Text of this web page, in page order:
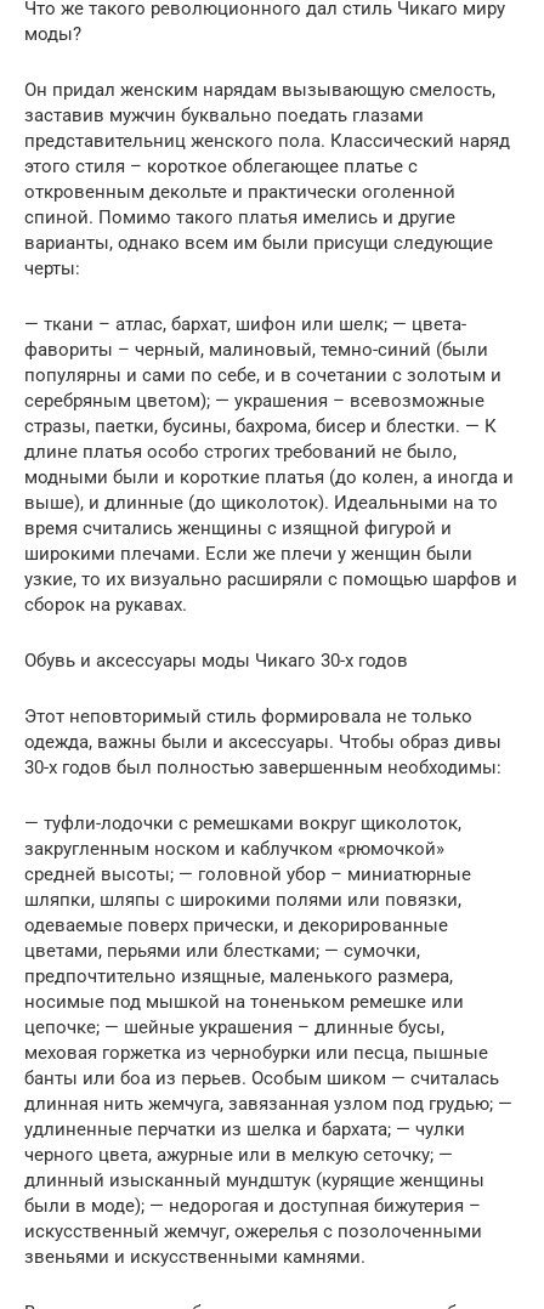
Что же такого революционного дал стиль Чикаго миру
моды?
Он придал женским нарядам вызывающую смелость,
заставив мужчин буквально поедать глазами
представительниц женского пола. Классический наряд
этого стиля – короткое облегающее платье с
откровенным декольте и практически оголенной
спиной. Помимо такого платья имелись и другие
варианты, однако всем им были присущи следующие
черты:
— ткани – атлас, бархат, шифон или шелк; — цвета-
фавориты – черный, малиновый, темно-синий (были
популярны и сами по себе, и в сочетании с золотым и
серебряным цветом); — украшения – всевозможные
стразы, паетки, бусины, бахрома, бисер и блестки. — К
длине платья особо строгих требований не было,
модными были и короткие платья (до колен, а иногда и
выше), и длинные (до щиколоток). Идеальными на то
время считались женщины с изящной фигурой и
широкими плечами. Если же плечи у женщин были
узкие, то их визуально расширяли с помощью шарфов и
сборок на рукавах.
Обувь и аксессуары моды Чикаго 30-х годов
Этот неповторимый стиль формировала не только
одежда, важны были и аксессуары. Чтобы образ дивы
30-х годов был полностью завершенным необходимы:
— туфли-лодочки с ремешками вокруг щиколоток,
закругленным носком и каблучком «рюмочкой»
средней высоты; — головной убор – миниатюрные
шляпки, шляпы с широкими полями или повязки,
одеваемые поверх прически, и декорированные
цветами, перьями или блестками; — сумочки,
предпочтительно изящные, маленького размера,
носимые под мышкой на тоненьком ремешке или
цепочке; — шейные украшения – длинные бусы,
меховая горжетка из чернобурки или песца, пышные
банты или боа из перьев. Особым шиком — считалась
длинная нить жемчуга, завязанная узлом под грудью; —
удлиненные перчатки из шелка и бархата; — чулки
черного цвета, ажурные или в мелкую сеточку; —
длинный изысканный мундштук (курящие женщины
были в моде); — недорогая и доступная бижутерия –
искусственный жемчуг, ожерелья с позолоченными
звеньями и искусственными камнями.